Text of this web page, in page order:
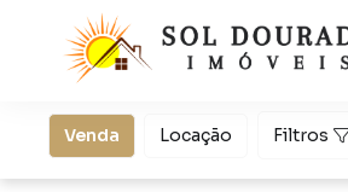
Venda Locação Filtros